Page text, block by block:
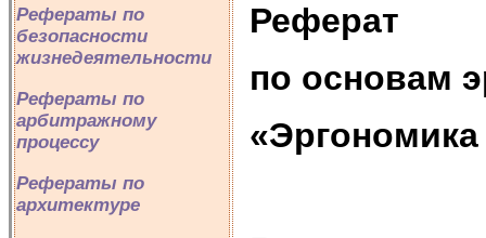
Рефераты по
безопасности
жизнедеятельности
Рефераты по
арбитражному
процессу
Рефераты по
архитектуре
Реферат
по основам